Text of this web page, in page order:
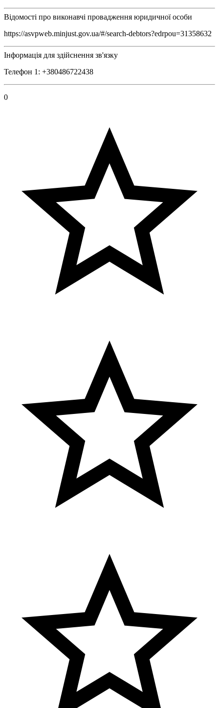
Відомості про виконавчі провадження юридичної особи
https://asvpweb.minjust.gov.ua/#/search-debtors?edrpou=31358632
Інформація для здійснення зв'язку
Телефон 1: +380486722438
0